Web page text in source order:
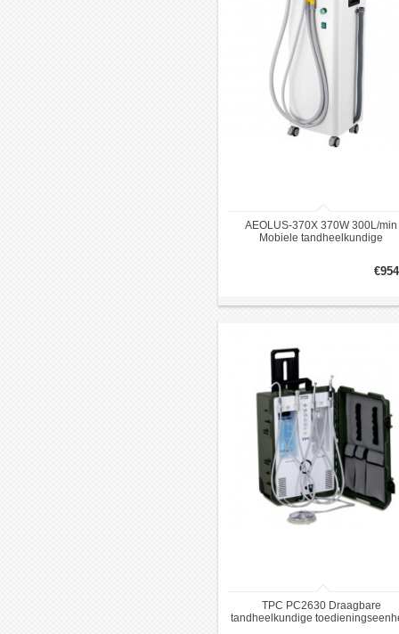
AEOLUS-370X 370W 300L/min
Mobiele tandheelkundige
TPC PC2630 Draagbare
tandheelkundige